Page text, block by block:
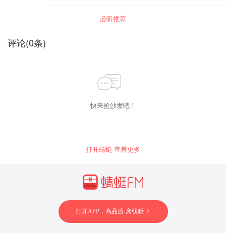
必听推荐
评论(0条)
快来抢沙发吧！
打开蜻蜓 查看更多
打开APP，高品质·离线听